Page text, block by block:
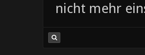
nicht mehr